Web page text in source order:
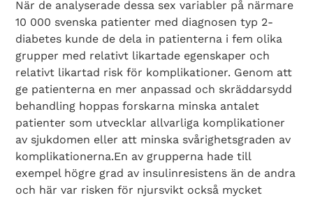
När de analyserade dessa sex variabler på närmare
10 000 svenska patienter med diagnosen typ 2-
diabetes kunde de dela in patienterna i fem olika
grupper med relativt likartade egenskaper och
relativt likartad risk för komplikationer. Genom att
ge patienterna en mer anpassad och skräddarsydd
behandling hoppas forskarna minska antalet
patienter som utvecklar allvarliga komplikationer
av sjukdomen eller att minska svårighetsgraden av
komplikationerna.En av grupperna hade till
exempel högre grad av insulinresistens än de andra
och här var risken för njursvikt också mycket